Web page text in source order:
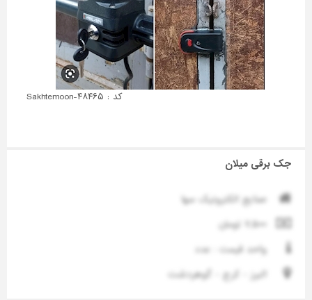
کد : Sakhtemoon-۴۸۴۶۵
جک برقی میلان
صنایع الکترونیک سها
۷,۵۰۰ تومان
واحد قیمت : عدد
البرز - کرج - گوهردشت